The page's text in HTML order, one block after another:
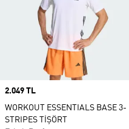
Price
2.049 TL
WORKOUT ESSENTIALS BASE 3-
STRIPES TİŞÖRT